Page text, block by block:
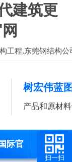
建筑更
工程,东莞钢结构
树宏伟蓝
产品和原材
际官 工程案
扫一扫